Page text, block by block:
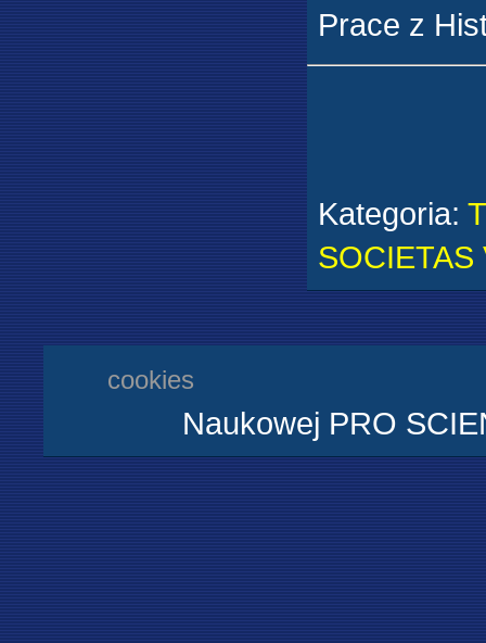
Prace z
Kategoria:
SOCIETAS
cookies
Naukowej PRO